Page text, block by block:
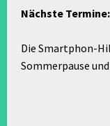
Nächste Termine:
Die Smartphon-
Sommerpause